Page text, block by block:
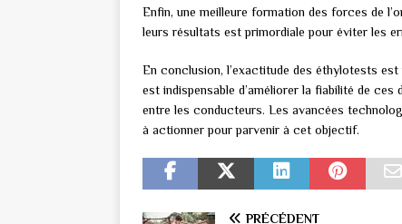
Enfin, une meilleure formation des forces de
leurs résultats est primordiale pour éviter les
En conclusion, l’exactitude des éthylotests est
est indispensable d’améliorer la fiabilité de
entre les conducteurs. Les avancées
à actionner pour parvenir à cet objectif.
PRÉCÉDENT